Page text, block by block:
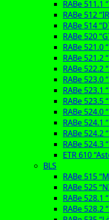
RABe 511.1
RABe 512
RABe 514
RABe 520
RABe 521.0
RABe 521.2
RABe 522.2
RABe 523.0
RABe 523.1
RABe 523.5
RABe 524.0
RABe 524.1
RABe 524.2
RABe 524.3
ETR 610
BLS
RABe 515
RABe 525
RABe 528.1
RABe 528.2